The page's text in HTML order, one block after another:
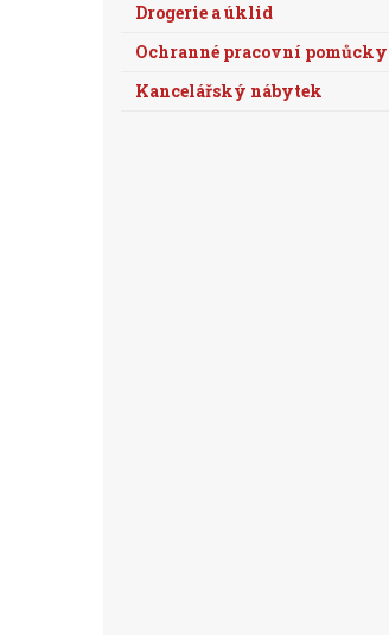
Drogerie a úklid
Ochranné pracovní pomůcky
Kancelářský nábytek